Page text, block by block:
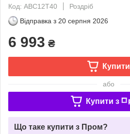
Код: ABC12T40
Роздріб
Відправка з 20 серпня 2026
6 993 ₴
Купити
або
Купити з
Що таке купити з Пром?